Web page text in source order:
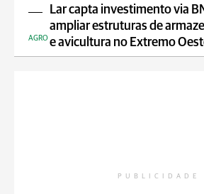
Lar capta investimento via
ampliar estruturas de
e avicultura no Extremo
AGRO
PUBLICIDADE